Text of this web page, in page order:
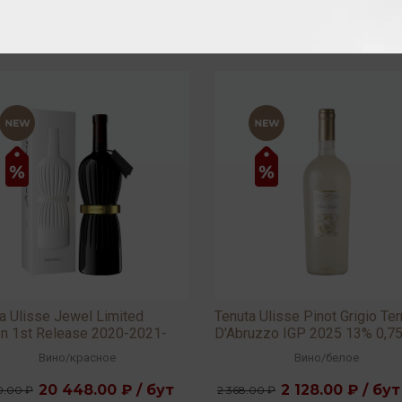
Ulisse Jewel Limited
1st Release 2020-2021-
15,5% 0,75л
Вино/красное
₽ 20 448.00 ₽ / бут
Tenuta Ulisse Pinot Grigio
D'Abruzzo IGP 2025 13%
Вино/белое
2 368.00 ₽ 2 128.00 ₽ / бут